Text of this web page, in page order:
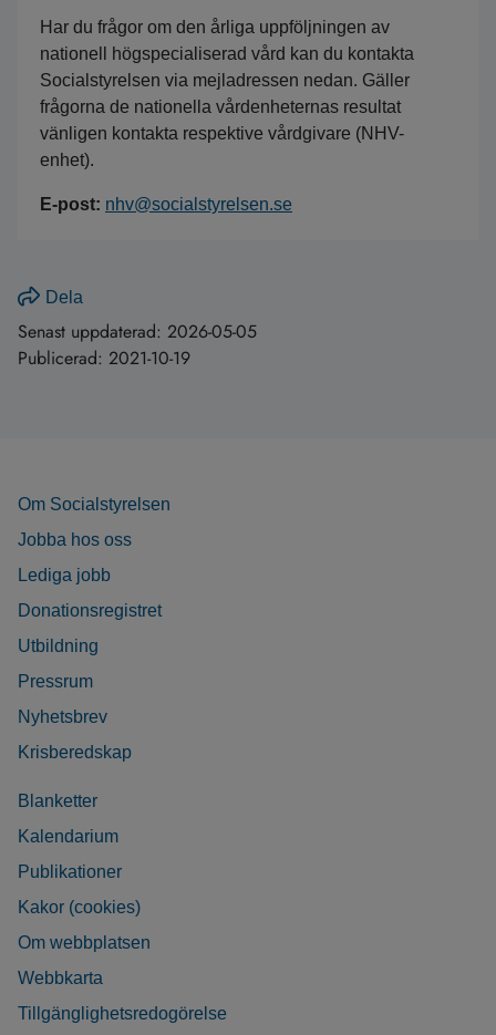
Har du frågor om den årliga uppföljningen av
nationell högspecialiserad vård kan du kontakta
Socialstyrelsen via mejladressen nedan. Gäller
frågorna de nationella vårdenheternas resultat
vänligen kontakta respektive vårdgivare (NHV-
enhet).
E-post: nhv@socialstyrelsen.se
Dela
Senast uppdaterad: 2026-05-05
Publicerad: 2021-10-19
Om Socialstyrelsen
Jobba hos oss
Lediga jobb
Donationsregistret
Utbildning
Pressrum
Nyhetsbrev
Krisberedskap
Blanketter
Kalendarium
Publikationer
Kakor (cookies)
Om webbplatsen
Webbkarta
Tillgänglighetsredogörelse